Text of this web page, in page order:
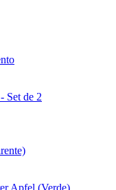
Set de 2